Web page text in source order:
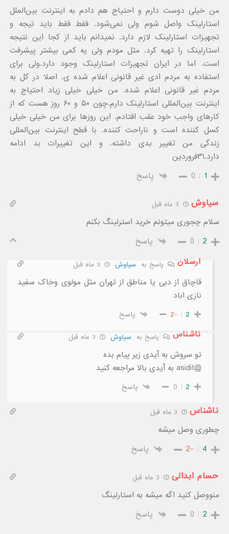
من خیلی دوست دارم و احتیاج هم دادم به اینترنت بین‌الملل
استارلینک واصل شوم ولی نمی‌شود. فقط فقط باید تیجه و
تجهیزات استارلینک لازم دارد. نمیدانم باید از کجا این نتیجه
استارلینک را تهیه کرد. مثل مودم ولی یه کمی بیشتر پیشرفت
است. اما در ایران تجهیزات استارلینک وجود دارد.ولی برای
استفاده به مردم ادی غیر قانونی اعلام شده ی. اصلا در کل به
مردم غیر قانونی اعلام شده. من خیلی خیلی زیاد احتیاج به
اینترنت بین‌المللی استارلینک دارم.چون ۵۰ و ۶۰ روز هست که از
کارهای واجب خود عقب افتادم. این روزها برای من خیلی خیلی
کسل کننده است و ناراحت کننده. با قطح اینترنت بین‌المللی
زندگی من تغییر بدی داشته. و این تغییرات بد ادامه
دارد.۳۱فروردین
1
0 پاسخ
سیاوش
سلام چجوری میتونم خرید استرلینگ بکنم
2
0
پاسخ
ارسلان
پاسخ به سیاوش
قاچاق از دبی یا مناطق از تهران مثل مولوی وخاک سفید
نازی اباد
2
-2 پاسخ
ناشناس پاسخ به سیاوش 3 ماه قبل
تو سروش به آیدی زیر پیام بده
@asidit به آیدی بالا مراجعه کنید
2
0 پاسخ
ناشناس 3 ماه قبل
چطوری وصل میشه
4
-2 پاسخ
حسام ابدالی
منووصل کنید اگه میشه به استارلینگ
2
0 پاسخ